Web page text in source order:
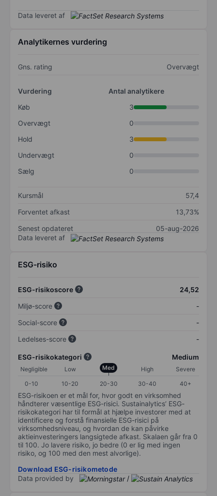
Data leveret af
Analytikernes vurdering
Gns. rating Overvægt
Vurdering
Antal analytikere
Køb
3
Overvægt
0
Hold
3
Undervægt
0
Sælg
0
Kursmål
57,4
Forventet afkast
13,73%
Senest opdateret
05-aug-2026
Data leveret af
ESG-risiko
ESG-risikoscore
24,52
Miljø-score
-
Social-score
-
Ledelses-score
-
ESG-risikokategori Medium
Negligible Low Med High
Severe
0-10
10-20 20-30 30-40 40+
ESG-risikoen er et mål for, hvor godt en virksomhed
håndterer væsentlige ESG-risici. Sustainalytics’ ESG-
risikokategori har til formål at hjælpe investorer med at
identificere og forstå finansielle ESG-risici på
virksomhedsniveau, og hvordan de kan påvirke
aktieinvesteringers langsigtede afkast. Skalaen går fra 0
til 100. Jo lavere risiko, jo bedre (0 er lig med ingen
risiko, og 100 med den mest alvorlige).
Download ESG-risikometode
Data provided by
/